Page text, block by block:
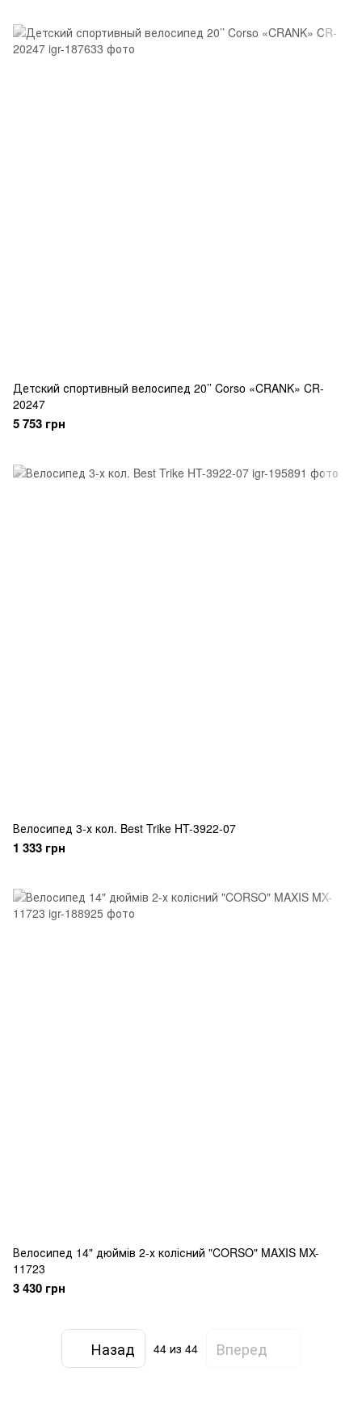
Детский спортивный велосипед 20’’ Corso «CRANK» CR-
20247
5 753 грн
Велосипед 3-х кол. Best Trike HT-3922-07
1 333 грн
Велосипед 14" дюймів 2-х колісний "CORSO" MAXIS MX-
11723
3 430 грн
Назад 44 из 44 Вперед